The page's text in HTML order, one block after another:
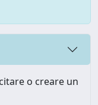
o creare un